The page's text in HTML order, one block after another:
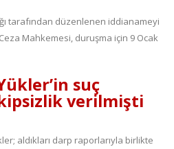
tarafından düzenlenen iddianameyi
Mahkemesi, duruşma için 9 Ocak
suç
verilmişti
aldıkları darp raporlarıyla birlikte